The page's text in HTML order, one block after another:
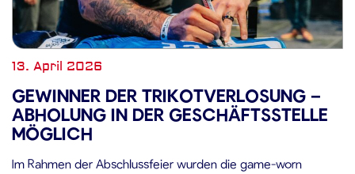
13. April 2026
GEWINNER DER TRIKOTVERLOSUNG –
ABHOLUNG IN DER GESCHÄFTSSTELLE
MÖGLICH
Im Rahmen der Abschlussfeier wurden die game-worn